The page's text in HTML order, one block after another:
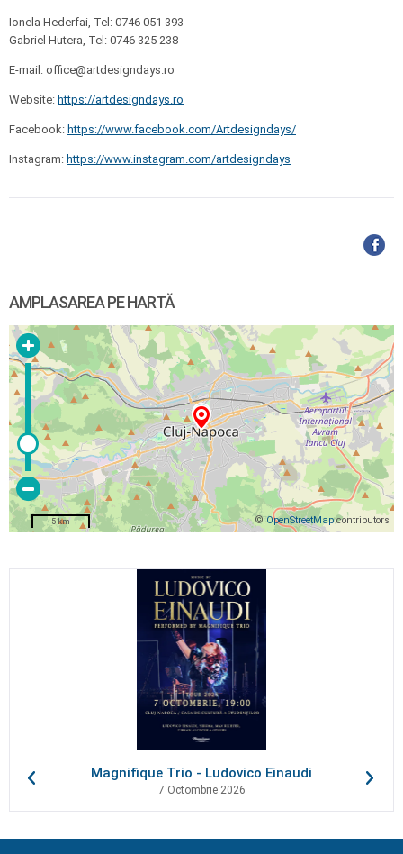
Ionela Hederfai, Tel: 0746 051 393
Gabriel Hutera, Tel: 0746 325 238
E-mail: office@artdesigndays.ro
Website: https://artdesigndays.ro
Facebook: https://www.facebook.com/Artdesigndays/
Instagram: https://www.instagram.com/artdesigndays
AMPLASAREA PE HARTĂ
©OpenStreetMapcontributors
5 km
Magnifique Trio - Ludovico Einaudi
7 Octombrie 2026